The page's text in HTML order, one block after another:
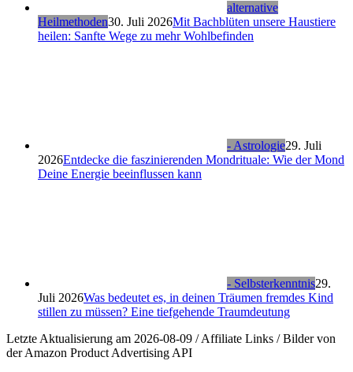
alternative
Heilmethoden30. Juli 2026Mit Bachblüten unsere Haustiere
heilen: Sanfte Wege zu mehr Wohlbefinden
- Astrologie29. Juli
2026Entdecke die faszinierenden Mondrituale: Wie der Mond
Deine Energie beeinflussen kann
- Selbsterkenntnis29.
Juli 2026Was bedeutet es, in deinen Träumen fremdes Kind
stillen zu müssen? Eine tiefgehende Traumdeutung
Letzte Aktualisierung am 2026-08-09 / Affiliate Links / Bilder von
der Amazon Product Advertising API